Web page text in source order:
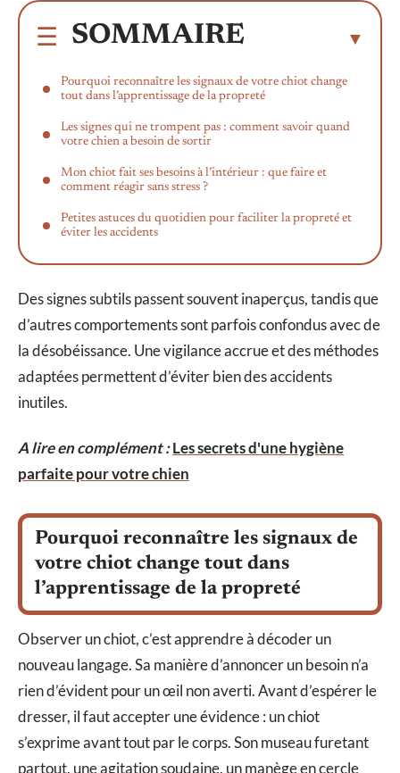
SOMMAIRE
Pourquoi reconnaître les signaux de votre chiot change
tout dans l’apprentissage de la propreté
Les signes qui ne trompent pas : comment savoir quand
votre chien a besoin de sortir
Mon chiot fait ses besoins à l’intérieur : que faire et
comment réagir sans stress ?
Petites astuces du quotidien pour faciliter la propreté et
éviter les accidents
Des signes subtils passent souvent inaperçus, tandis que
d’autres comportements sont parfois confondus avec de
la désobéissance. Une vigilance accrue et des méthodes
adaptées permettent d’éviter bien des accidents
inutiles.
A lire en complément :Les secrets d'une hygiène
parfaite pour votre chien
Pourquoi reconnaître les signaux de
votre chiot change tout dans
l’apprentissage de la propreté
Observer un chiot, c’est apprendre à décoder un
nouveau langage. Sa manière d’annoncer un besoin n’a
rien d’évident pour un œil non averti. Avant d’espérer le
dresser, il faut accepter une évidence : un chiot
s’exprime avant tout par le corps. Son museau furetant
partout, une agitation soudaine, un manège en cercle